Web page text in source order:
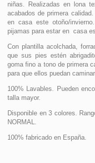
niñas. Realizadas en lona
acabados de primera
en casa este otoño/
pijamas para estar en casa
Con plantilla acolchada,
que sus pies estén
goma fino a tono de primera
para que ellos puedan
100% Lavables. Pueden
talla mayor.
Disponible en 3 colores.
NORMAL.
100% fabricado en España.